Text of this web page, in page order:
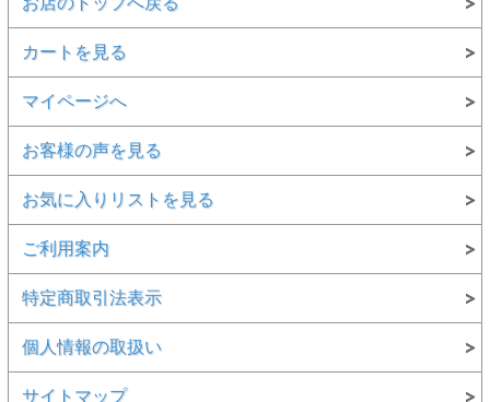
カートを見る
マイページへ
お客様の声を見る
お気に入りリストを見る
ご利用案内
特定商取引法表示
個人情報の取扱い
サイトマップ